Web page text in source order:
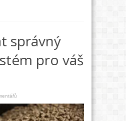
správný
pro váš